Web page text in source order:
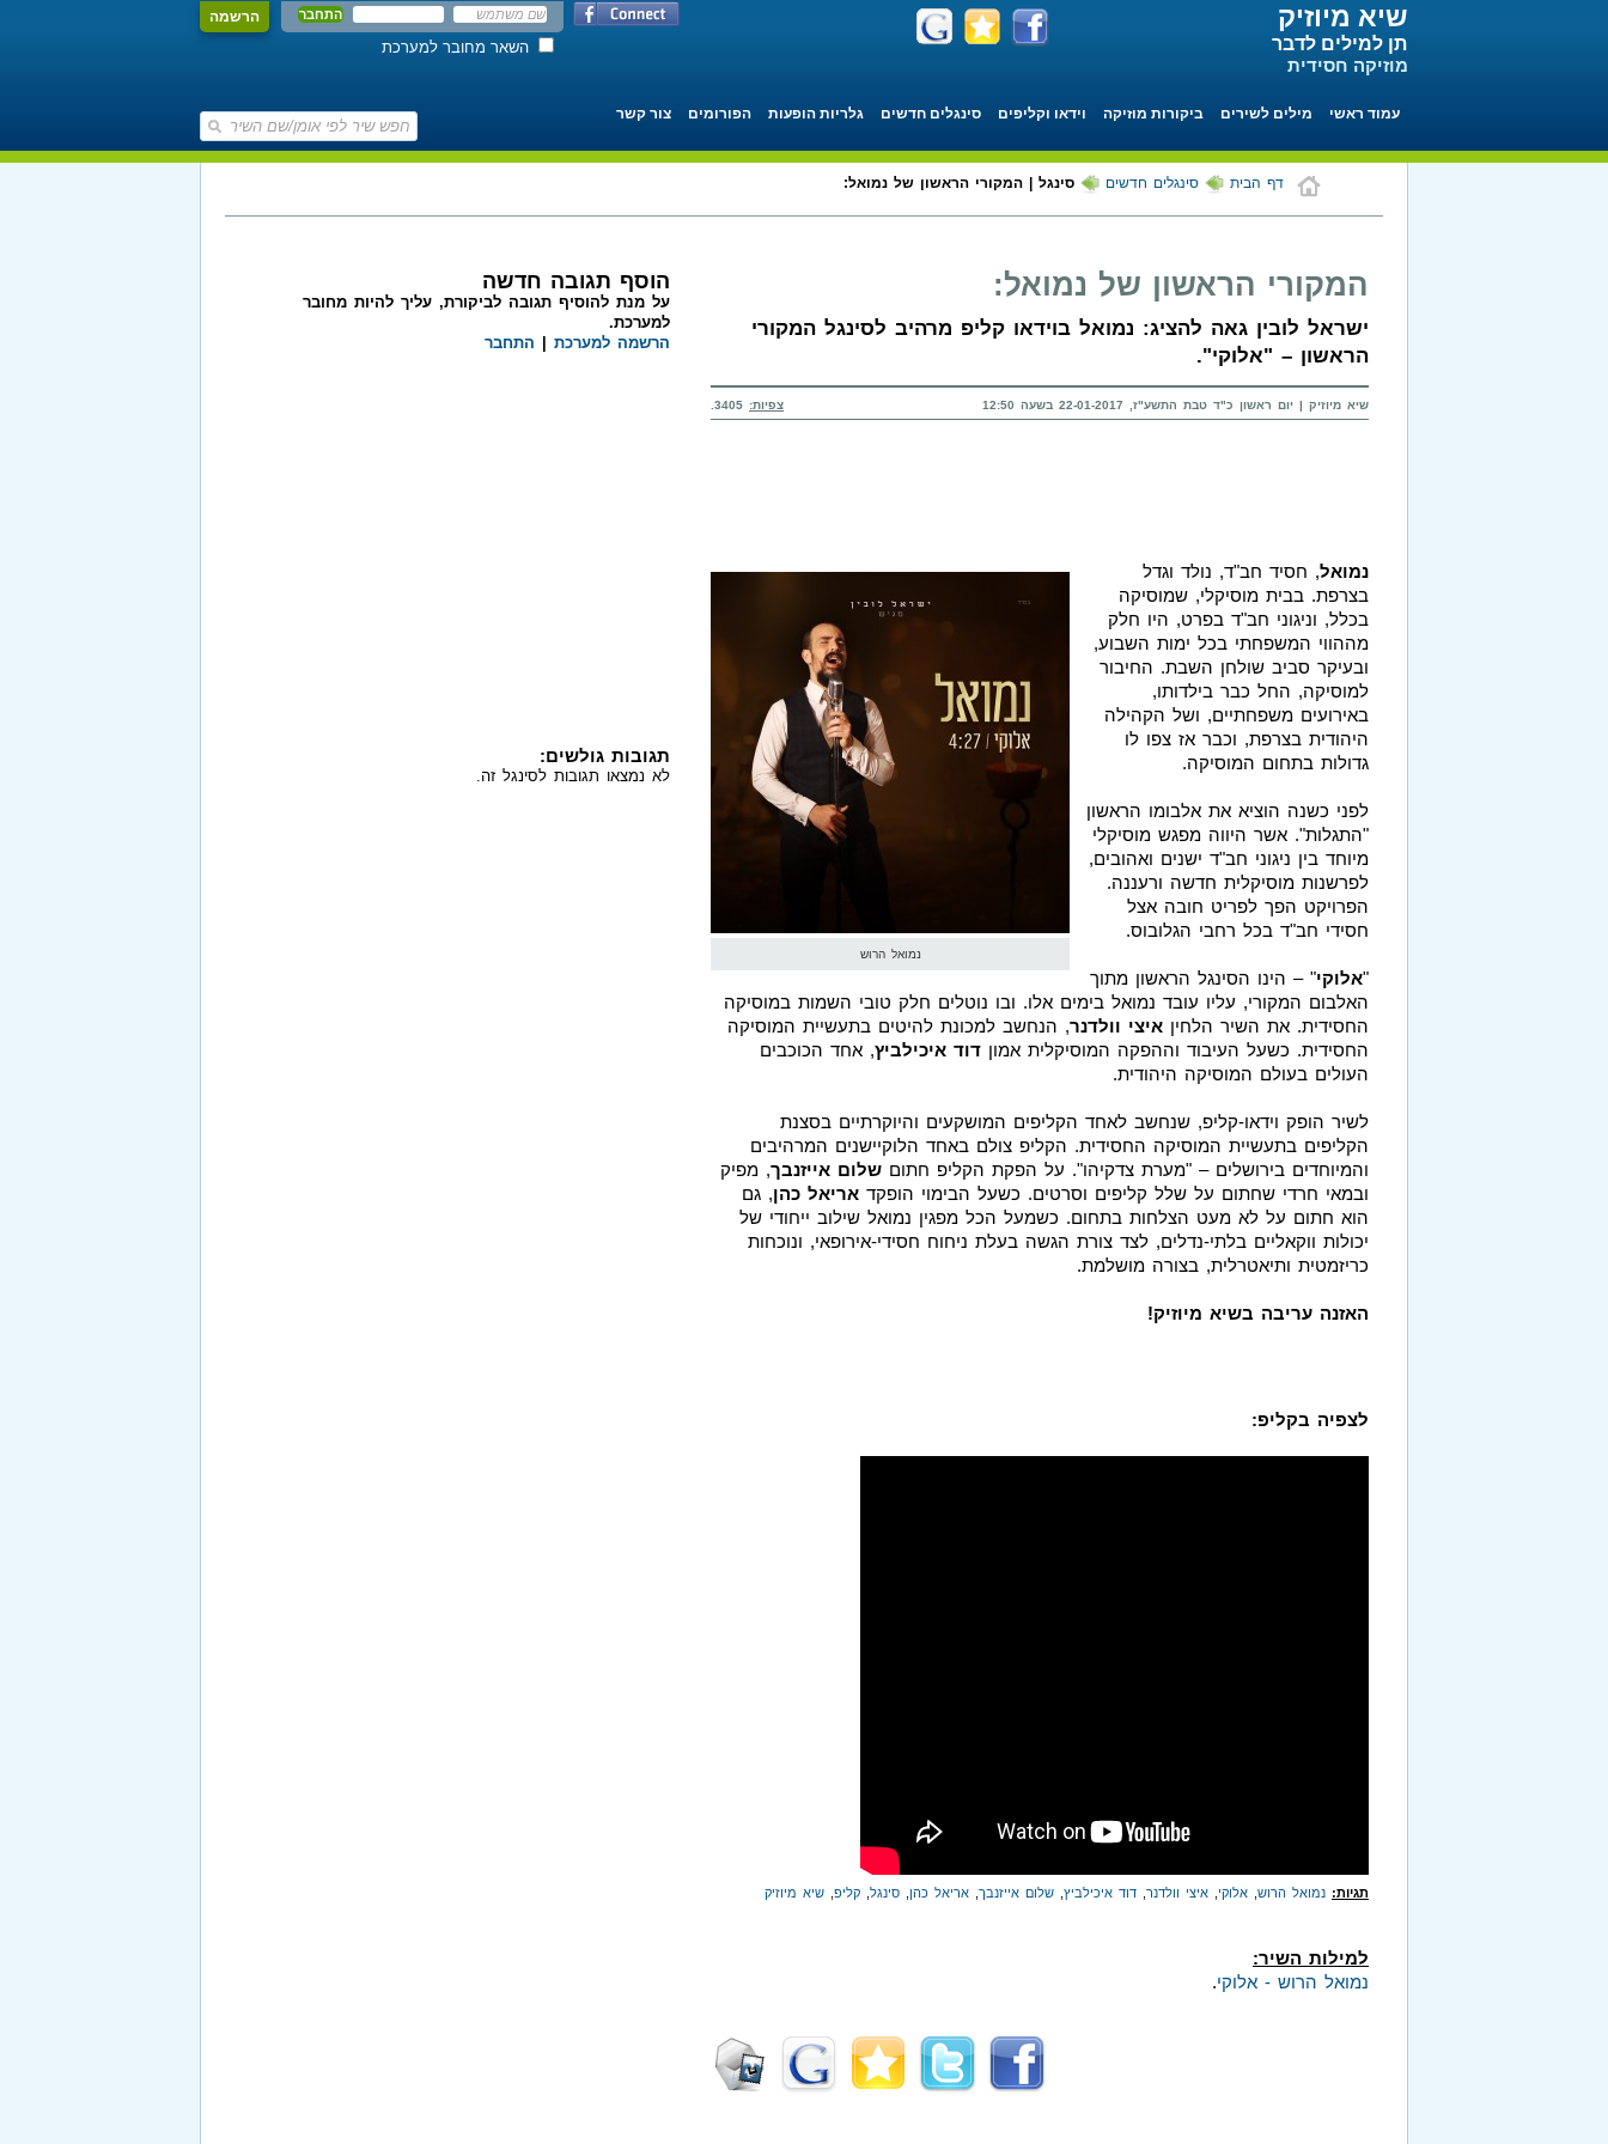
הרשמה
השאר מחובר למערכת
שיא מיוזיק
תן למילים לדבר
מוזיקה חסידית
עמוד ראשי מילים לשירים ביקורות מוזיקה וידאו וקליפים סינגלים חדשים גלריות הופעות הפורומים צור קשר
דף הבית סינגלים חדשים סינגל | המקורי הראשון של נמואל:
המקורי הראשון של נמואל:
ישראל לובין גאה להציג: נמואל בוידאו קליפ מרהיב לסינגל המקורי
הראשון – "אלוקי".
שיא מיוזיק | יום ראשון כ"ד טבת התשע"ז, 22-01-2017 בשעה 12:50 צפיות:
נמואל הרוש
נמואל, חסיד חב"ד, נולד וגדל
בצרפת. בבית מוסיקלי, שמוסיקה
בכלל, וניגוני חב"ד בפרט, היו חלק
מההווי המשפחתי בכל ימות השבוע,
ובעיקר סביב שולחן השבת. החיבור
למוסיקה, החל כבר בילדותו,
באירועים משפחתיים, ושל הקהילה
היהודית בצרפת, וכבר אז צפו לו
גדולות בתחום המוסיקה.
לפני כשנה הוציא את אלבומו הראשון
"התגלות". אשר היווה מפגש מוסיקלי
מיוחד בין ניגוני חב"ד ישנים ואהובים,
לפרשנות מוסיקלית חדשה ורעננה.
הפרויקט הפך לפריט חובה אצל
חסידי חב"ד בכל רחבי הגלובוס.
"אלוקי" – הינו הסינגל הראשון מתוך
האלבום המקורי, עליו עובד נמואל בימים אלו. ובו נוטלים חלק טובי השמות במוסיקה
החסידית. את השיר הלחין איצי וולדנר, הנחשב למכונת להיטים בתעשיית המוסיקה
החסידית. כשעל העיבוד וההפקה המוסיקלית אמון דוד איכילביץ, אחד הכוכבים
העולים בעולם המוסיקה היהודית.
לשיר הופק וידאו-קליפ, שנחשב לאחד הקליפים המושקעים והיוקרתיים בסצנת
הקליפים בתעשיית המוסיקה החסידית. הקליפ צולם באחד הלוקיישנים המרהיבים
והמיוחדים בירושלים – "מערת צדקיהו". על הפקת הקליפ חתום שלום אייזנבך, מפיק
ובמאי חרדי שחתום על שלל קליפים וסרטים. כשעל הבימוי הופקד אריאל כהן, גם
הוא חתום על לא מעט הצלחות בתחום. כשמעל הכל מפגין נמואל שילוב ייחודי של
יכולות ווקאליים בלתי-נדלים, לצד צורת הגשה בעלת ניחוח חסידי-אירופאי, ונוכחות
כריזמטית ותיאטרלית, בצורה מושלמת.
האזנה עריבה בשיא מיוזיק!
לצפיה בקליפ:
תגיות: נמואל הרוש אלוקי איצי וולדנר דוד איכילביץ שלום אייזנבך אריאל כהן סינגל קליפ שיא מיוזיק
למילות השיר:
נמואל הרוש - אלוקי.
הוסף תגובה חדשה
על מנת להוסיף תגובה לביקורת, עליך להיות מחובר
למערכת.
הרשמה למערכת
התחבר
תגובות גולשים:
לא נמצאו תגובות לסינגל זה.